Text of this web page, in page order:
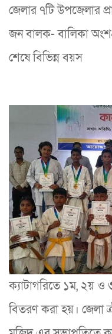
জেলার ৭টি উপজেলার
জন বালক- বালিকা
শেষে বিভিন্ন বয়স
ক্যাটাগরিতে ১ম, ২য় ও
বিতরণ করা হয়। জেলা